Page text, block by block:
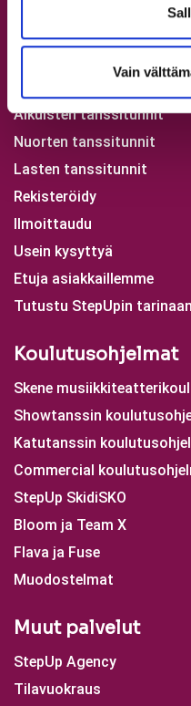
Vain
Kaikki opettajat
Tervetuloa
Aikuisten tanssitunnit
Nuorten tanssitunnit
Lasten tanssitunnit
Rekisteröidy
Ilmoittaudu
Usein kysyttyä
Etuja asiakkaillemme
Tutustu StepUpin tarinaan
Koulutusohjelmat
Skene
Showtanssin
Katutanssin
Commercial
StepUp SkidiSKO
Bloom ja Team X
Flava ja Fuse
Muodostelmat
Muut palvelut
StepUp Agency
Tilavuokraus